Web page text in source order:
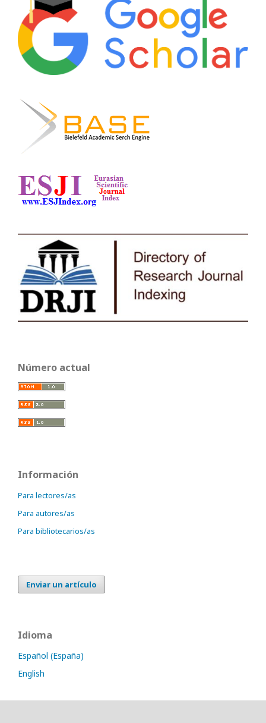
Número actual
Información
Para lectores/as
Para autores/as
Para bibliotecarios/as
Enviar un artículo
Idioma
Español (España)
English